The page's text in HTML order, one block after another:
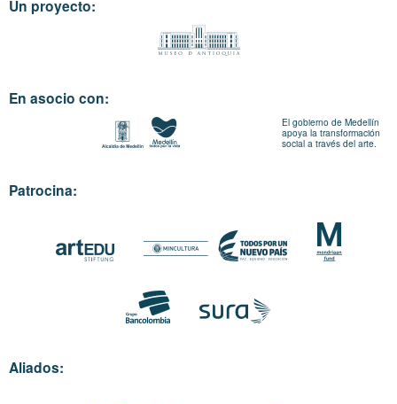
Un proyecto:
En asocio con:
El gobierno de Medellín
apoya la transformación
social a través del arte.
Patrocina:
Aliados: